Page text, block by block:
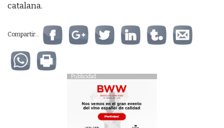
catalana.
Compartir...
Publicidad